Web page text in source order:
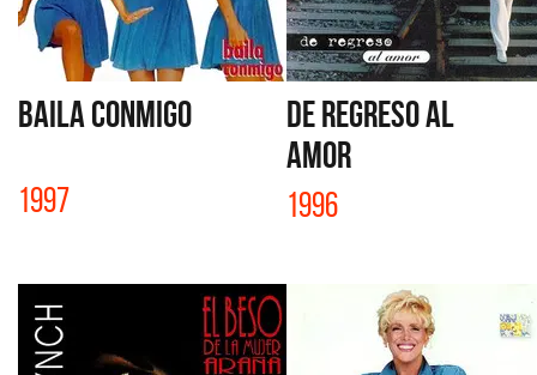
BAILA CONMIGO
1997
DE REGRESO AL
AMOR
1996